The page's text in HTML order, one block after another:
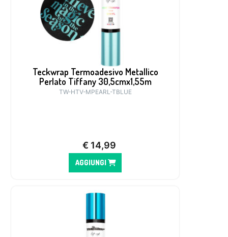
Teckwrap Termoadesivo Metallico
Perlato Tiffany 30,5cmx1,55m
TW-HTV-MPEARL-TBLUE
€ 14,99
AGGIUNGI